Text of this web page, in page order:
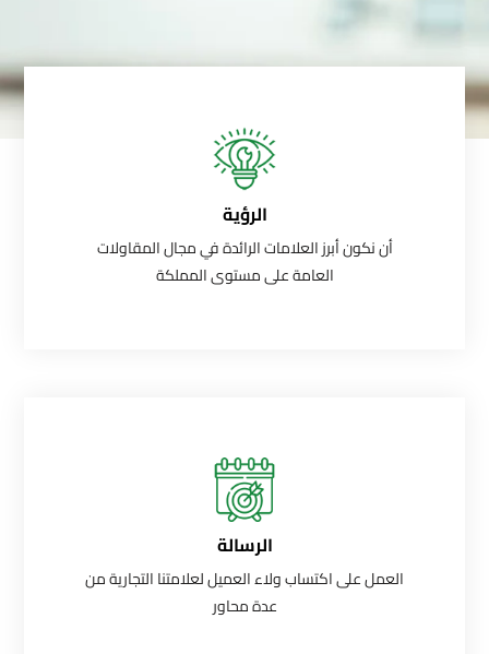
الرؤية
أن نكون أبرز العلامات الرائدة في مجال المقاولات
العامة على مستوى المملكة
الرسالة
العمل على اكتساب ولاء العميل لعلامتنا التجارية من
عدة محاور